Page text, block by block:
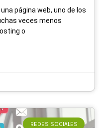
página web, uno de los
veces menos
o
REDES SOCIALES